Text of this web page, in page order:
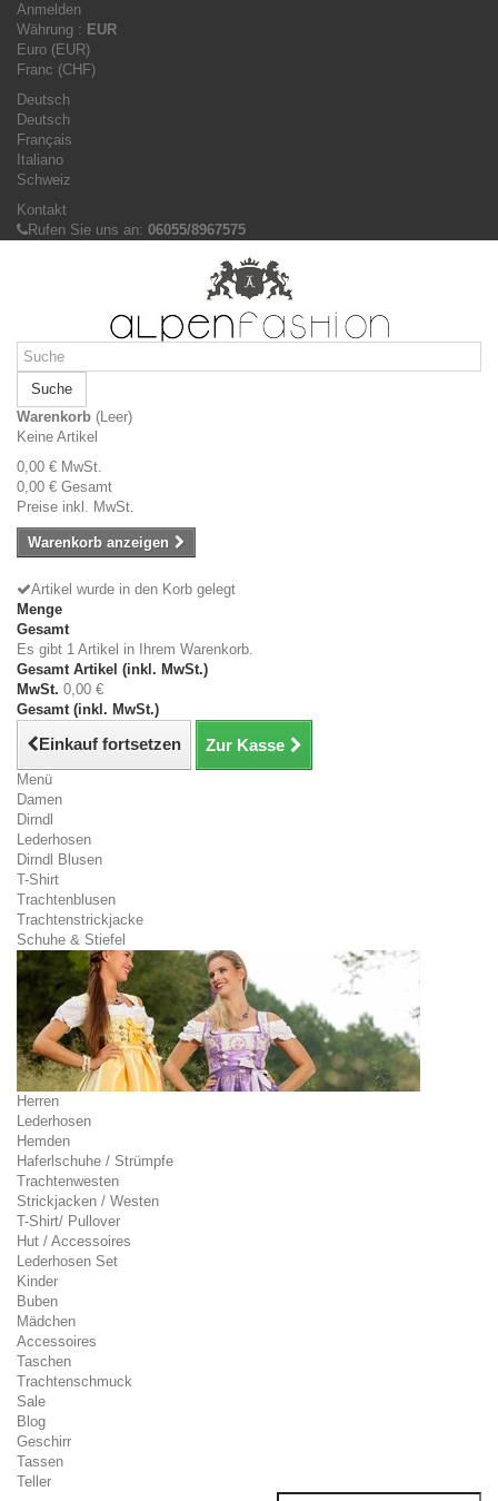
Anmelden
Währung : EUR
Euro (EUR)
Franc (CHF)
Deutsch
Deutsch
Français
Italiano
Schweiz
Kontakt
Rufen Sie uns an: 06055/8967575
Suche
Warenkorb (Leer)
Keine Artikel
0,00 € MwSt.
0,00 € Gesamt
Preise inkl. MwSt.
Warenkorb anzeigen
Artikel wurde in den Korb gelegt
Menge
Gesamt
Es gibt 1 Artikel in Ihrem Warenkorb.
Gesamt Artikel (inkl. MwSt.)
MwSt. 0,00 €
Gesamt (inkl. MwSt.)
Einkauf fortsetzen Zur Kasse
Menü
Damen
Dirndl
Lederhosen
Dirndl Blusen
T-Shirt
Trachtenblusen
Trachtenstrickjacke
Schuhe & Stiefel
Herren
Lederhosen
Hemden
Haferlschuhe / Strümpfe
Trachtenwesten
Strickjacken / Westen
T-Shirt/ Pullover
Hut / Accessoires
Lederhosen Set
Kinder
Buben
Mädchen
Accessoires
Taschen
Trachtenschmuck
Sale
Blog
Geschirr
Tassen
Teller